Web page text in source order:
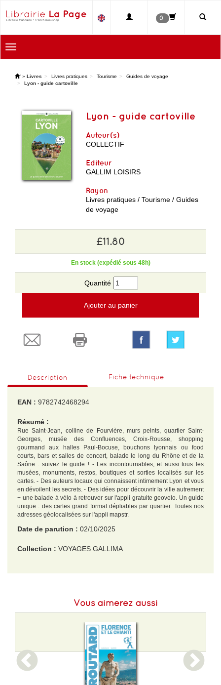
0
Toggle
navigation
' » Livres Livres pratiques Tourisme
Guides de voyage
Lyon - guide cartoville
Lyon - guide cartoville
Auteur(s)
COLLECTIF
Editeur
GALLIM LOISIRS
Rayon
Livres pratiques / Tourisme / Guides
de voyage
£11.80
En stock (expédié sous 48h)
Quantité
Ajouter au panier
Description Fiche technique
EAN : 9782742468294
Résumé :
Rue Saint-Jean, colline de Fourvière, murs peints, quartier Saint-
Georges, musée des Confluences, Croix-Rousse, shopping
gourmand aux halles Paul-Bocuse, bouchons lyonnais ou food
courts, bars et salles de concert, balade le long du Rhône et de la
Saône : suivez le guide ! - Les incontournables, et aussi tous les
musées, monuments, restos, boutiques et sorties localisés sur les
cartes. - Des auteurs locaux qui connaissent intimement Lyon et vous
en dévoilent les secrets. - Des idées pour découvrir la ville autrement
+ une balade à vélo à retrouver sur l'appli gratuite geovelo. Un guide
unique : des cartes grand format dépliables par quartier. Toutes nos
adresses géolocalisées sur l'appli mapstr.
Date de parution : 02/10/2025
Collection : VOYAGES GALLIMA
Vous aimerez aussi